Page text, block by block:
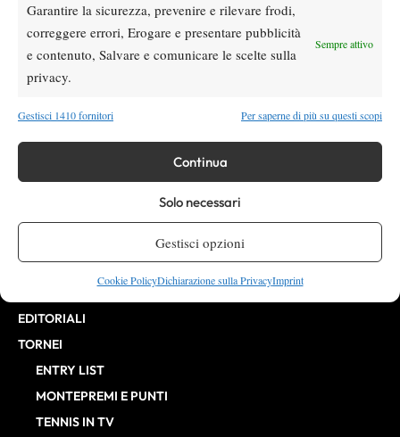
Garantire la sicurezza, prevenire e rilevare frodi,
correggere errori, Erogare e presentare pubblicità
e contenuto, Salvare e comunicare le scelte sulla
privacy.
Sempre attivo
Gestisci 1410 fornitori Per saperne di più su questi scopi
Continua
Solo necessari
Gestisci opzioni
Cookie PolicyDichiarazione sulla PrivacyImprint
Editore:VIBES MEDIA SRL, P.iva 14250480960
Direttore Responsabile: Alessandro Nizegorodcew
HOME
ENTRY LIST
NEWS
BILLIE JEAN KING CUP
ATP FINALS
EDITORIALI
TORNEI
ENTRY LIST
MONTEPREMI E PUNTI
TENNIS IN TV